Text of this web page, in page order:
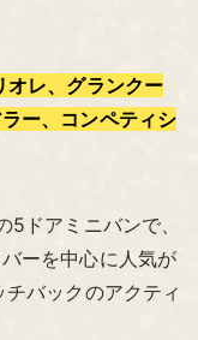
レ、グランクー
ー、コンペティシ
ドアミニバンで、
ーを中心に人気が
バックのアクティ